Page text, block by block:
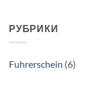
legale
und
Klasse
Online
Führerschein
legale,
РУБРИКИ
Fuhrerschein (6)